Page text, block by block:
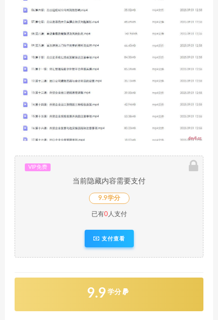
VIP免费
当前隐藏内容需要支付
9.9学分
已有0人支付
支付查看
9.9 学分